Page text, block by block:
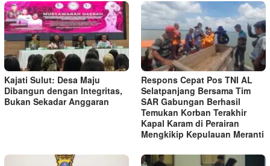
Kajati Sulut: Desa Maju
Dibangun dengan Integritas,
Bukan Sekadar Anggaran
Respons Cepat Pos TNI AL
Selatpanjang Bersama Tim
SAR Gabungan Berhasil
Temukan Korban Terakhir
Kapal Karam di Perairan
Mengkikip Kepulauan Meranti